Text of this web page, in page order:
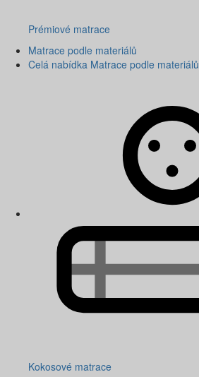
Prémiové matrace
Matrace podle materiálů
Celá nabídka Matrace podle materiálů
Kokosové matrace